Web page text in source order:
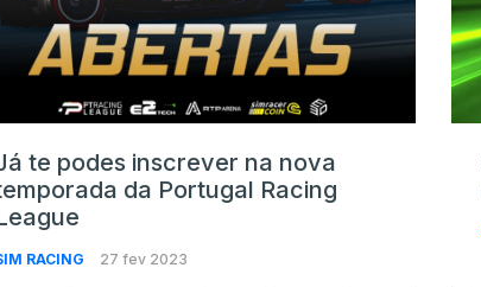
te podes inscrever na nova
da Portugal Racing
RACING 27 fev 2023